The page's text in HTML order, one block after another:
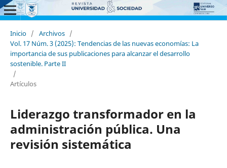
Inicio / Archivos /
Vol. 17 Núm. 3 (2025): Tendencias de las nuevas economías: La
importancia de sus publicaciones para alcanzar el desarrollo
sostenible. Parte II
/
Artículos
Liderazgo transformador en la
administración pública. Una
revisión sistemática